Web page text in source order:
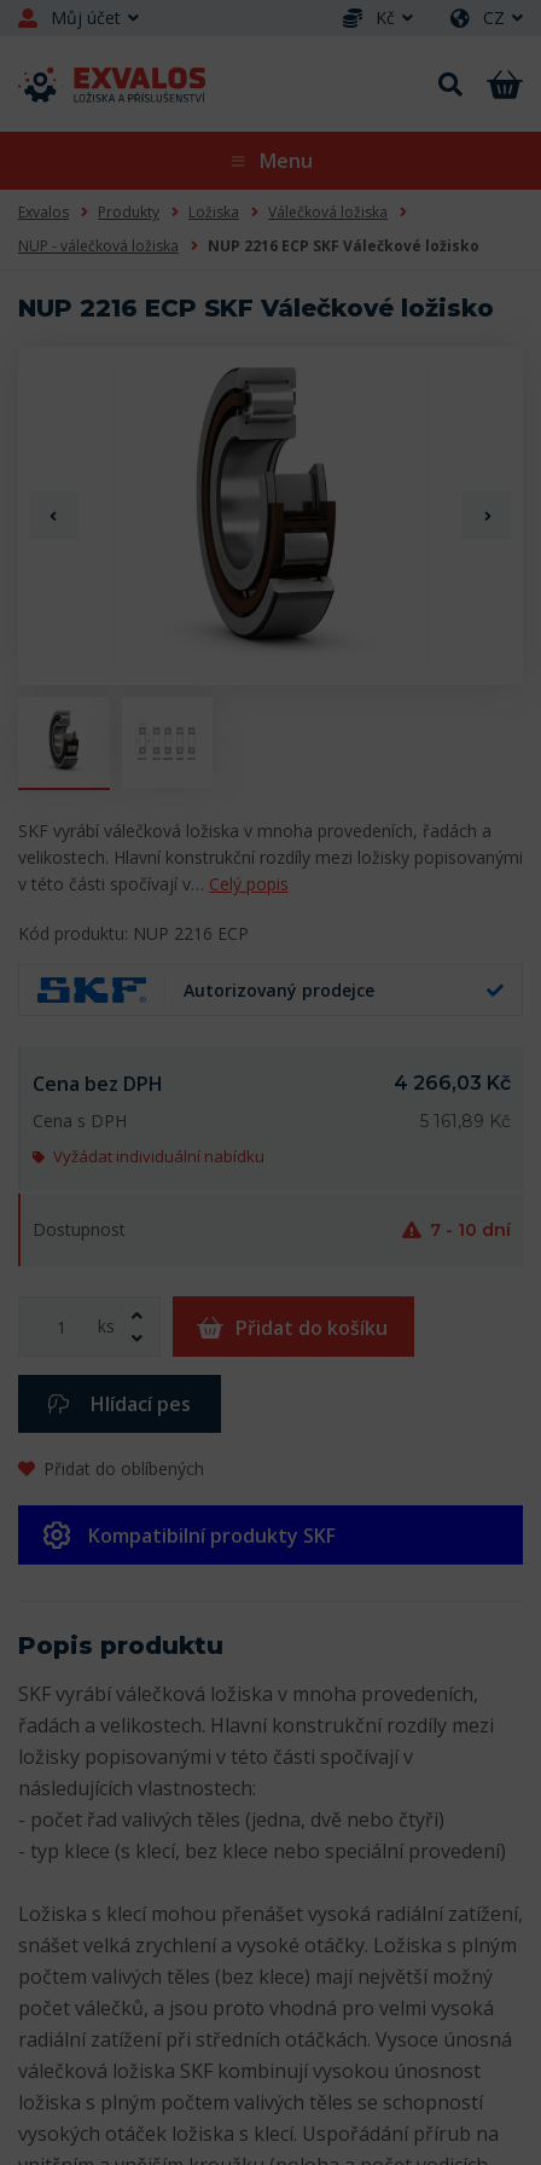
Můj účet Kč CZ
Menu
Exvalos Produkty Ložiska
Válečková ložiska
NUP - válečková ložiska
NUP 2216 ECP SKF Válečkové ložisko
NUP 2216 ECP SKF Válečkové ložisko
SKF vyrábí válečková ložiska v mnoha provedeních, řadách a
velikostech. Hlavní konstrukční rozdíly mezi ložisky popisovanými
v této části spočívají v… Celý popis
Kód produktu: NUP 2216 ECP
Autorizovaný prodejce
Cena bez DPH
4 266,03 Kč
Cena s DPH
5 161,89 Kč
Vyžádat individuální nabídku
Dostupnost 7 - 10 dní
ks Přidat do košíku
Hlídací pes
Přidat do oblíbených
Kompatibilní produkty SKF
Popis produktu
SKF vyrábí válečková ložiska v mnoha provedeních,
řadách a velikostech. Hlavní konstrukční rozdíly mezi
ložisky popisovanými v této části spočívají v
následujících vlastnostech:
- počet řad valivých těles (jedna, dvě nebo čtyři)
- typ klece (s klecí, bez klece nebo speciální provedení)
Ložiska s klecí mohou přenášet vysoká radiální zatížení,
snášet velká zrychlení a vysoké otáčky. Ložiska s plným
počtem valivých těles (bez klece) mají největší možný
počet válečků, a jsou proto vhodná pro velmi vysoká
radiální zatížení při středních otáčkách. Vysoce únosná
válečková ložiska SKF kombinují vysokou únosnost
ložiska s plným počtem valivých těles se schopností
vysokých otáček ložiska s klecí. Uspořádání přírub na